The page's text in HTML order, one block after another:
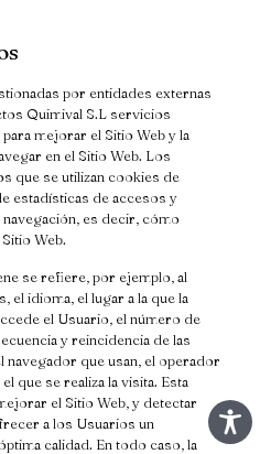
por entidades externas
Quimival S.L servicios
mejorar el Sitio Web y la
en el Sitio Web. Los
que se utilizan cookies de
estadísticas de accesos y
es decir, cómo
Web.
se refiere, por ejemplo, al
el idioma, el lugar a la que la
el Usuario, el número de
y reincidencia de las
navegador que usan, el operador
que se realiza la visita. Esta
el Sitio Web, y detectar
a los Usuarios un
calidad. En todo caso, la